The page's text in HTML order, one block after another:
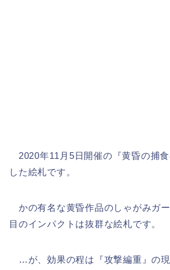
2020年11月5日開催の『黄昏の捕
した絵札です。
かの有名な黄昏作品のしゃがみガ
目のインパクトは抜群な絵札です。
…が、効果の程は『攻撃編重』の